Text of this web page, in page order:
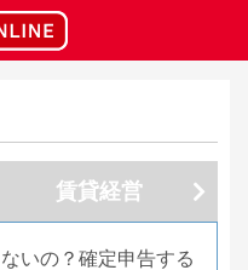
賃貸経営
いの？確定申告する